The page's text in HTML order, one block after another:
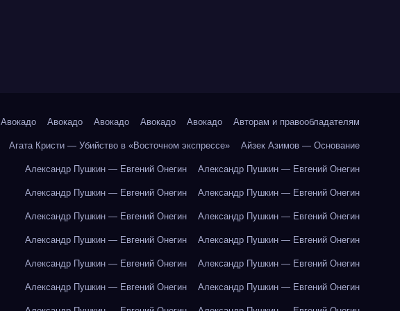
Авокадо Авокадо Авокадо Авокадо Авокадо Авторам и правообладателям
Агата Кристи — Убийство в «Восточном экспрессе» Айзек Азимов — Основание
Александр Пушкин — Евгений Онегин Александр Пушкин — Евгений Онегин
Александр Пушкин — Евгений Онегин Александр Пушкин — Евгений Онегин
Александр Пушкин — Евгений Онегин Александр Пушкин — Евгений Онегин
Александр Пушкин — Евгений Онегин Александр Пушкин — Евгений Онегин
Александр Пушкин — Евгений Онегин Александр Пушкин — Евгений Онегин
Александр Пушкин — Евгений Онегин Александр Пушкин — Евгений Онегин